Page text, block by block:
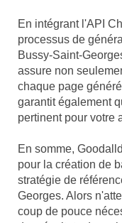
En intégrant l'API
processus de
Bussy-Saint-
assure non
chaque page
garantit également
pertinent pour votre
En somme,
pour la création de
stratégie de
Georges. Alors
coup de pouce